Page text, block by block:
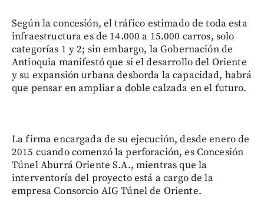
Según la concesión, el tráfico estimado de toda esta
infraestructura es de 14.000 a 15.000 carros, solo
categorías 1 y 2; sin embargo, la Gobernación de
Antioquia manifestó que si el desarrollo del Oriente
y su expansión urbana desborda la capacidad, habrá
que pensar en ampliar a doble calzada en el futuro.
La firma encargada de su ejecución, desde enero de
2015 cuando comenzó la perforación, es Concesión
Túnel Aburrá Oriente S.A., mientras que la
interventoría del proyecto está a cargo de la
empresa Consorcio AIG Túnel de Oriente.